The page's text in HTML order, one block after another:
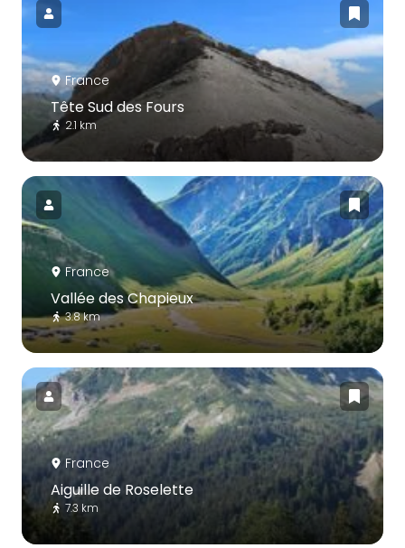
France
Tête Sud des Fours
2.1 km
France
Vallée des Chapieux
3.8 km
France
Aiguille de Roselette
7.3 km